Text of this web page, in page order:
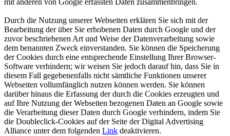
mit anderen von Google erfassten Daten zusammenbringen.
Durch die Nutzung unserer Webseiten erklären Sie sich mit der
Bearbeitung der über Sie erhobenen Daten durch Google und der
zuvor beschriebenen Art und Weise der Datenverarbeitung sowie
dem benannten Zweck einverstanden. Sie können die Speicherung
der Cookies durch eine entsprechende Einstellung Ihrer Browser-
Software verhindern; wir weisen Sie jedoch darauf hin, dass Sie in
diesem Fall gegebenenfalls nicht sämtliche Funktionen unserer
Webseiten vollumfänglich nutzen können werden. Sie können
darüber hinaus die Erfassung der durch die Cookies erzeugten und
auf Ihre Nutzung der Webseiten bezogenen Daten an Google sowie
die Verarbeitung dieser Daten durch Google verhindern, indem Sie
die Doubleclick-Cookies auf der Seite der Digital Advertising
Alliance unter dem folgenden Link deaktivieren.